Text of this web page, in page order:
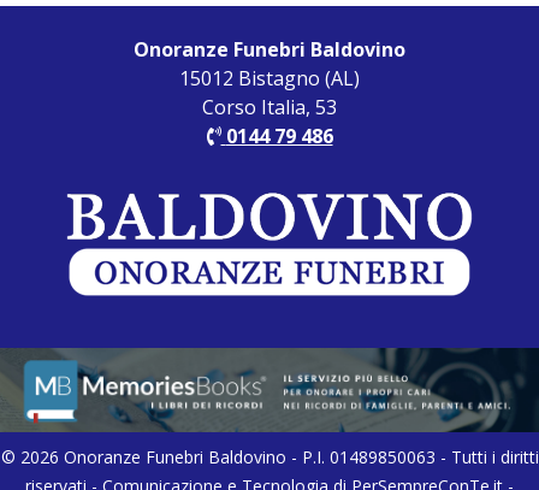
Onoranze Funebri Baldovino
15012 Bistagno (AL)
Corso Italia, 53
0144 79 486
© 2026 Onoranze Funebri Baldovino - P.I. 01489850063 - Tutti i diritti